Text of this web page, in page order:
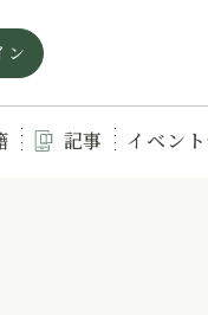
ン
記事 イベン